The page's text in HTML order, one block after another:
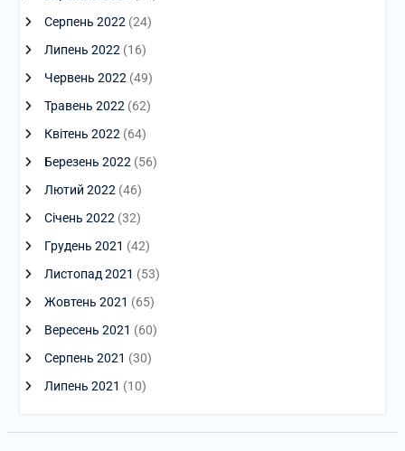
Серпень 2022 (24)
Липень 2022 (16)
Червень 2022 (49)
Травень 2022 (62)
Квітень 2022 (64)
Березень 2022 (56)
Лютий 2022 (46)
Січень 2022 (32)
Грудень 2021 (42)
Листопад 2021 (53)
Жовтень 2021 (65)
Вересень 2021 (60)
Серпень 2021 (30)
Липень 2021 (10)